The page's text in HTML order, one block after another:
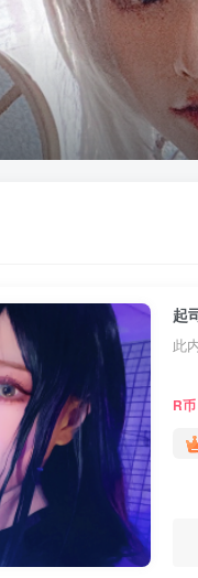
起
此
R币